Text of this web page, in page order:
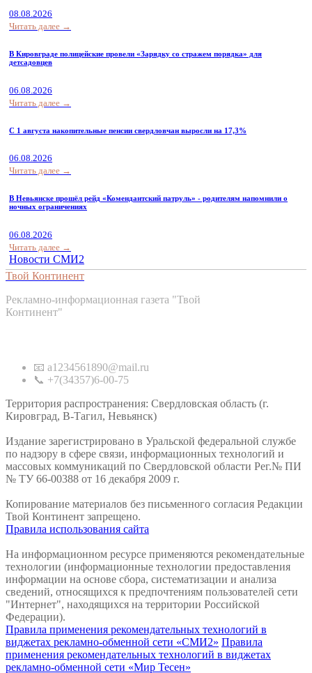
08.08.2026
Читать далее →
В Кировграде полицейские провели «Зарядку со стражем порядка» для
детсадовцев
06.08.2026
Читать далее →
С 1 августа накопительные пенсии свердловчан выросли на 17,3%
06.08.2026
Читать далее →
В Невьянске прошёл рейд «Комендантский патруль» - родителям напомнили о
ночных ограничениях
06.08.2026
Читать далее →
Новости СМИ2
Твой Континент
Рекламно-информационная газета "Твой
Континент"
📧 a1234561890@mail.ru
📞 +7(34357)6-00-75
Территория распространения: Свердловская область (г.
Кировград, В-Тагил, Невьянск)
Издание зарегистрировано в Уральской федеральной службе
по надзору в сфере связи, информационных технологий и
массовых коммуникаций по Свердловской области Рег.№ ПИ
№ ТУ 66-00388 от 16 декабря 2009 г.
Копирование материалов без письменного согласия Редакции
Твой Континент запрещено.
Правила использования сайта
На информационном ресурсе применяются рекомендательные
технологии (информационные технологии предоставления
информации на основе сбора, систематизации и анализа
сведений, относящихся к предпочтениям пользователей сети
"Интернет", находящихся на территории Российской
Федерации).
Правила применения рекомендательных технологий в
виджетах рекламно-обменной сети «СМИ2» Правила
применения рекомендательных технологий в виджетах
рекламно-обменной сети «Мир Тесен»